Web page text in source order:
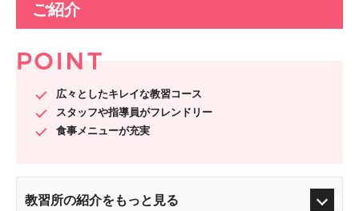
ご紹介
広々としたキレイな教習コース
スタッフや指導員がフレンドリー
食事メニューが充実
教習所の紹介をもっと見る